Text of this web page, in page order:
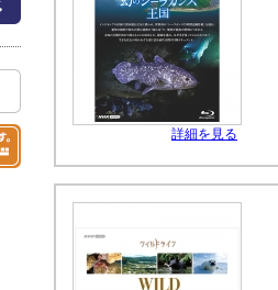
詳細を見る